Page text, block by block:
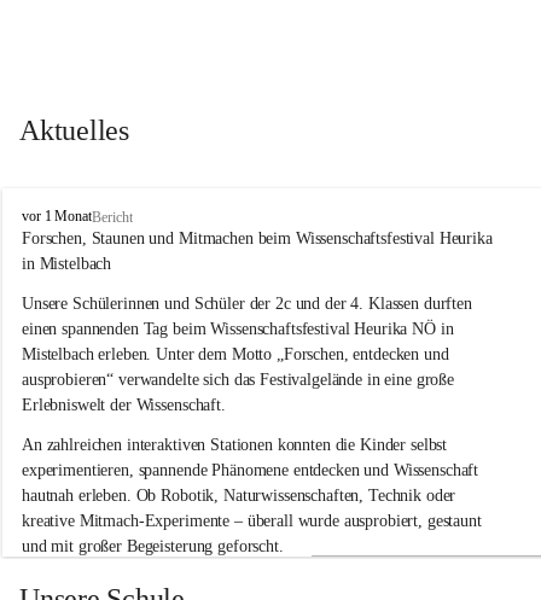
Aktuelles
V
o
l
s
s
c
u
l
e
G
l
o
g
g
n
i
vor 1 MonatBericht
Forschen, Staunen und Mitmachen beim Wissenschaftsfestival Heurika
in Mistelbach
Unsere Schülerinnen und Schüler der 2c und der 4. Klassen durften
einen spannenden Tag beim Wissenschaftsfestival Heurika NÖ in
Mistelbach erleben. Unter dem Motto „Forschen, entdecken und
ausprobieren“ verwandelte sich das Festivalgelände in eine große
Erlebniswelt der Wissenschaft.
An zahlreichen interaktiven Stationen konnten die Kinder selbst
experimentieren, spannende Phänomene entdecken und Wissenschaft
hautnah erleben. Ob Robotik, Naturwissenschaften, Technik oder
kreative Mitmach-Experimente – überall wurde ausprobiert, gestaunt
und mit großer Begeisterung geforscht.
Besonders beeindruckend war, dass Wissenschaftlerinnen und